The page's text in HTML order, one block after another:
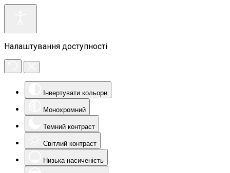
Налаштування доступності
Інвертувати кольори
Монохромний
Темний контраст
Світлий контраст
Низька насиченість